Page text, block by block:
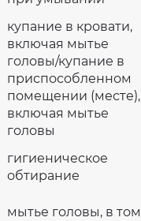
купание в кровати,
включая мытье
головы/купание в
приспособленном
помещении (месте),
включая мытье
головы
гигиеническое
обтирание
мытье головы, в том